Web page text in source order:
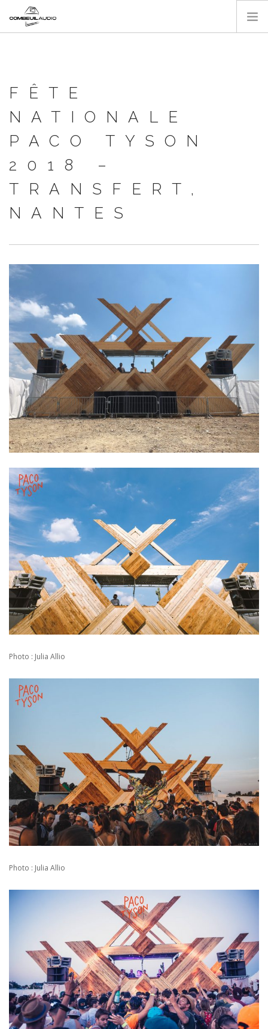
NOS RÉALISATIONS
CATALOGUE
FÊTE
NATIONALE
PACO TYSON
2018 –
TRANSFERT,
NANTES
Photo : Julia Allio
Photo : Julia Allio